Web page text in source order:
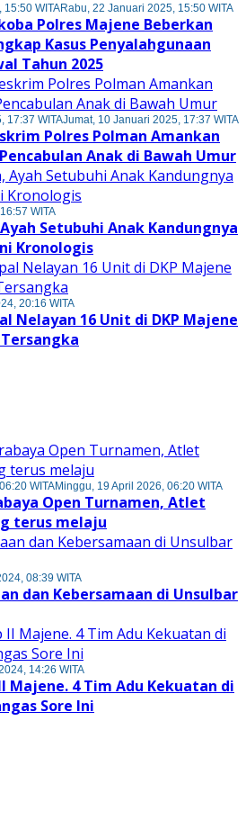
15:50 WITARabu, 22 Januari 2025, 15:50 WITA
Polres Majene Beberkan
Kasus Penyalahgunaan
Tahun 2025
17:37 WITAJumat, 10 Januari 2025, 17:37 WITA
Polres Polman Amankan
Anak di Bawah Umur
WITA
Setubuhi Anak Kandungnya
Kronologis
20:16 WITA
Nelayan 16 Unit di DKP Majene
WITAMinggu, 19 April 2026, 06:20 WITA
Open Turnamen, Atlet
terus melaju
08:39 WITA
dan Kebersamaan di Unsulbar
14:26 WITA
Majene. 4 Tim Adu Kekuatan di
Sore Ini